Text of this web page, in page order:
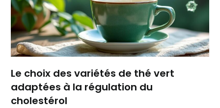
Le choix des variétés de thé vert
adaptées à la régulation du
cholestérol